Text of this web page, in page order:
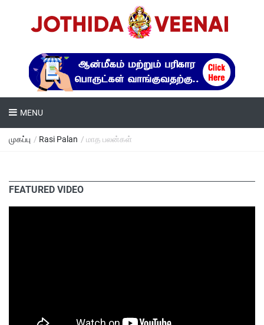
MENU
முகப்பு / Rasi Palan / மாத பலன்கள்
FEATURED VIDEO